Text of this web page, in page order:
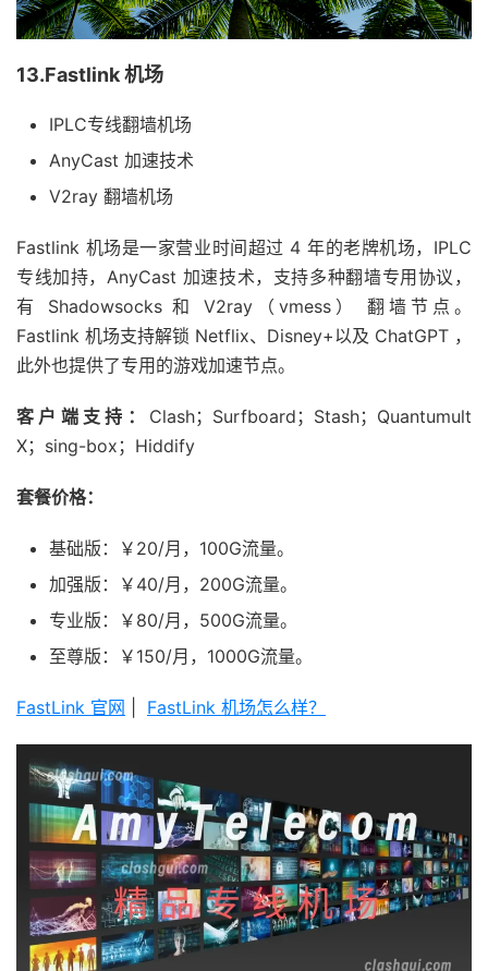
13.Fastlink 机场
IPLC专线翻墙机场
AnyCast 加速技术
V2ray 翻墙机场
Fastlink 机场是一家营业时间超过 4 年的老牌机场，IPLC
专线加持，AnyCast 加速技术，支持多种翻墙专用协议，
有 Shadowsocks 和 V2ray（vmess） 翻墙节点。
Fastlink 机场支持解锁 Netflix、Disney+以及 ChatGPT ，
此外也提供了专用的游戏加速节点。
客户端支持： Clash；Surfboard；Stash；Quantumult
X；sing-box；Hiddify
套餐价格：
基础版：￥20/月，100G流量。
加强版：￥40/月，200G流量。
专业版：￥80/月，500G流量。
至尊版：￥150/月，1000G流量。
FastLink 官网 FastLink 机场怎么样？